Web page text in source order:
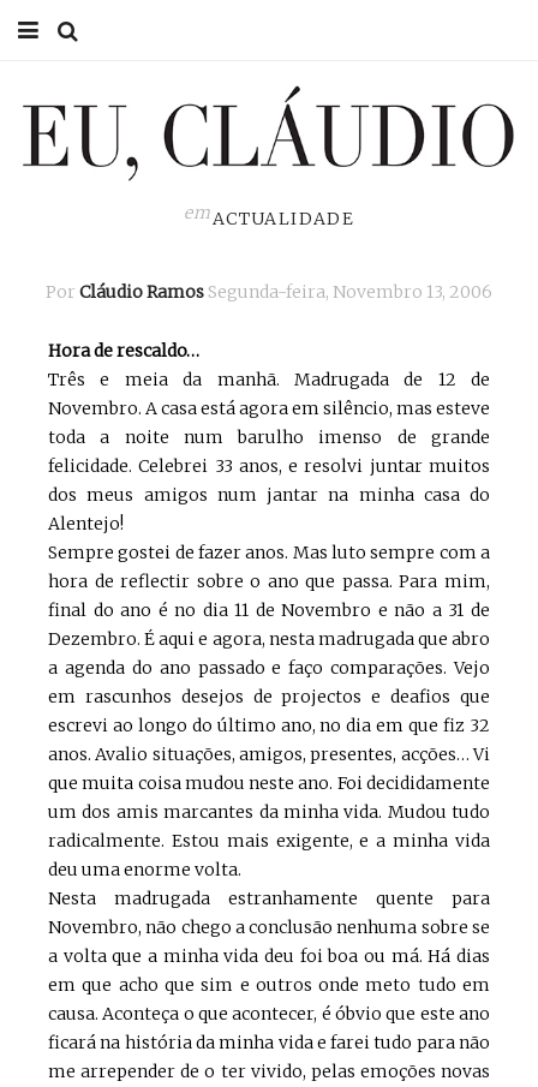
EU CLÁUDIO
ACTUALIDADE
emACTUALIDADE
Por Cláudio Ramos Segunda-feira, Novembro 13, 2006
Hora de rescaldo…
Três e meia da manhã. Madrugada de 12 de
Novembro. A casa está agora em silêncio, mas esteve
toda a noite num barulho imenso de grande
felicidade. Celebrei 33 anos, e resolvi juntar muitos
dos meus amigos num jantar na minha casa do
Alentejo!
Sempre gostei de fazer anos. Mas luto sempre com a
hora de reflectir sobre o ano que passa. Para mim,
final do ano é no dia 11 de Novembro e não a 31 de
Dezembro. É aqui e agora, nesta madrugada que abro
a agenda do ano passado e faço comparações. Vejo
em rascunhos desejos de projectos e deafios que
escrevi ao longo do último ano, no dia em que fiz 32
anos. Avalio situações, amigos, presentes, acções… Vi
que muita coisa mudou neste ano. Foi decididamente
um dos amis marcantes da minha vida. Mudou tudo
radicalmente. Estou mais exigente, e a minha vida
deu uma enorme volta.
Nesta madrugada estranhamente quente para
Novembro, não chego a conclusão nenhuma sobre se
a volta que a minha vida deu foi boa ou má. Há dias
em que acho que sim e outros onde meto tudo em
causa. Aconteça o que acontecer, é óbvio que este ano
ficará na história da minha vida e farei tudo para não
me arrepender de o ter vivido, pelas emoções novas